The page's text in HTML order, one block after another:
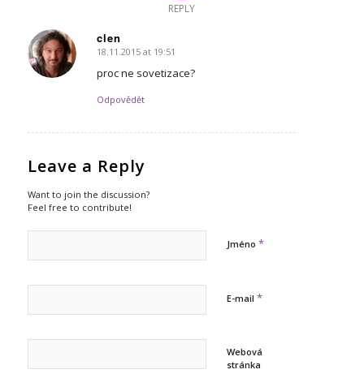
REPLY
clen
says:
18.11.2015 at 19:51
proc ne sovetizace?
Odpovědět
Leave a Reply
Want to join the discussion?
Feel free to contribute!
Jméno *
E-mail *
Webová
stránka